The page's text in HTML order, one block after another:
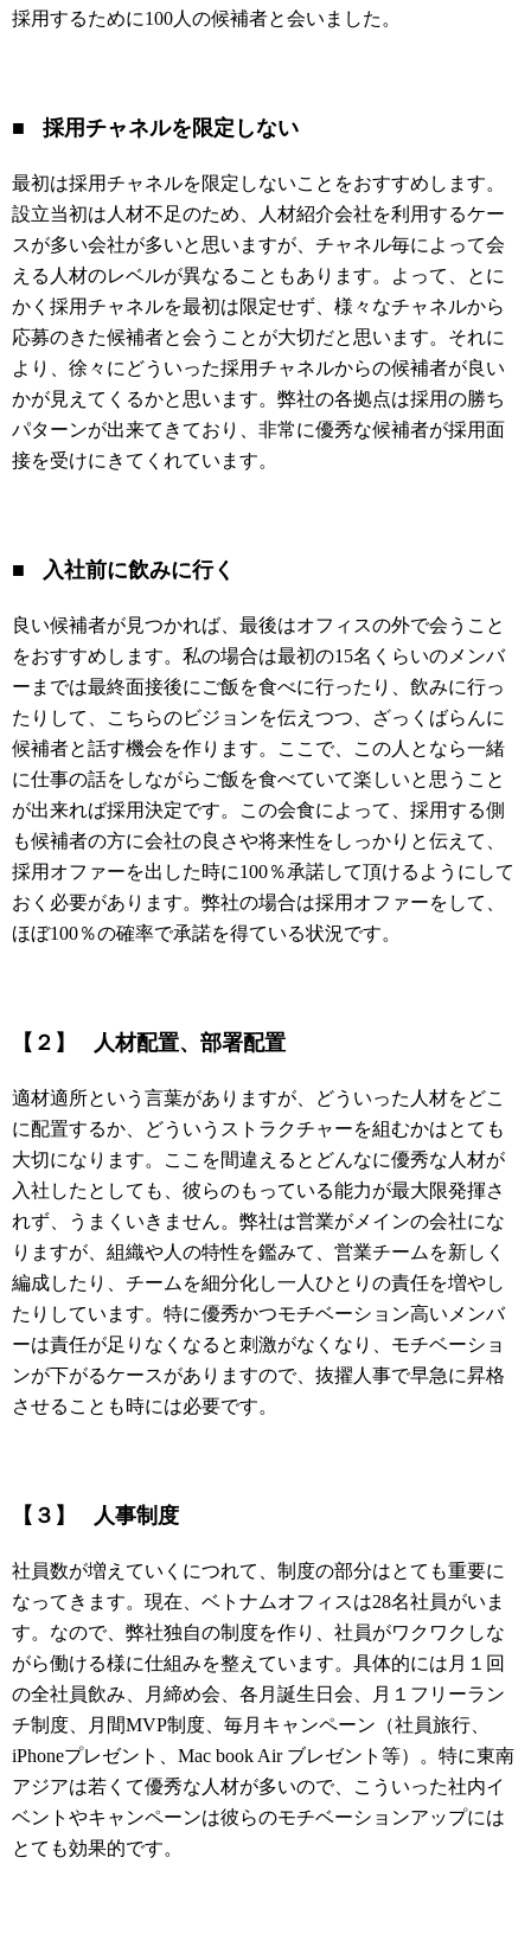
採用するために100人の候補者と会いました。
■ 採用チャネルを限定しない
最初は採用チャネルを限定しないことをおすすめします。
設立当初は人材不足のため、人材紹介会社を利用するケー
スが多い会社が多いと思いますが、チャネル毎によって会
える人材のレベルが異なることもあります。よって、とに
かく採用チャネルを最初は限定せず、様々なチャネルから
応募のきた候補者と会うことが大切だと思います。それに
より、徐々にどういった採用チャネルからの候補者が良い
かが見えてくるかと思います。弊社の各拠点は採用の勝ち
パターンが出来てきており、非常に優秀な候補者が採用面
接を受けにきてくれています。
■ 入社前に飲みに行く
良い候補者が見つかれば、最後はオフィスの外で会うこと
をおすすめします。私の場合は最初の15名くらいのメンバ
ーまでは最終面接後にご飯を食べに行ったり、飲みに行っ
たりして、こちらのビジョンを伝えつつ、ざっくばらんに
候補者と話す機会を作ります。ここで、この人となら一緒
に仕事の話をしながらご飯を食べていて楽しいと思うこと
が出来れば採用決定です。この会食によって、採用する側
も候補者の方に会社の良さや将来性をしっかりと伝えて、
採用オファーを出した時に100％承諾して頂けるようにして
おく必要があります。弊社の場合は採用オファーをして、
ほぼ100％の確率で承諾を得ている状況です。
【２】 人材配置、部署配置
適材適所という言葉がありますが、どういった人材をどこ
に配置するか、どういうストラクチャーを組むかはとても
大切になります。ここを間違えるとどんなに優秀な人材が
入社したとしても、彼らのもっている能力が最大限発揮さ
れず、うまくいきません。弊社は営業がメインの会社にな
りますが、組織や人の特性を鑑みて、営業チームを新しく
編成したり、チームを細分化し一人ひとりの責任を増やし
たりしています。特に優秀かつモチベーション高いメンバ
ーは責任が足りなくなると刺激がなくなり、モチベーショ
ンが下がるケースがありますので、抜擢人事で早急に昇格
させることも時には必要です。
【３】 人事制度
社員数が増えていくにつれて、制度の部分はとても重要に
なってきます。現在、ベトナムオフィスは28名社員がいま
す。なので、弊社独自の制度を作り、社員がワクワクしな
がら働ける様に仕組みを整えています。具体的には月１回
の全社員飲み、月締め会、各月誕生日会、月１フリーラン
チ制度、月間MVP制度、毎月キャンペーン（社員旅行、
iPhoneプレゼント、Mac book Air ブレゼント等）。特に東南
アジアは若くて優秀な人材が多いので、こういった社内イ
ベントやキャンペーンは彼らのモチベーションアップには
とても効果的です。